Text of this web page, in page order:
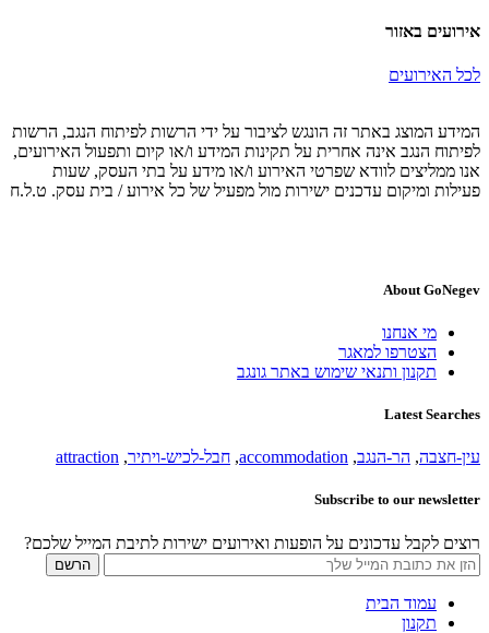
אירועים באזור
לכל האירועים
המידע המוצג באתר זה הונגש לציבור על ידי הרשות לפיתוח הנגב, הרשות
לפיתוח הנגב אינה אחרית על תקינות המידע ו/או קיום ותפעול האירועים,
אנו ממליצים לוודא שפרטי האירוע ו/או מידע על בתי העסק, שעות
פעילות ומיקום עדכנים ישירות מול מפעיל של כל אירוע / בית עסק. ט.ל.ח
About GoNegev
מי אנחנו
הצטרפו למאגר
תקנון ותנאי שימוש באתר גונגב
Latest Searches
עין-חצבה, הר-הנגב,
accommodation
, חבל-לכיש-ויתיר,
attraction
Subscribe to our newsletter
רוצים לקבל עדכונים על הופעות ואירועים ישירות לתיבת המייל שלכם?
עמוד הבית
תקנון